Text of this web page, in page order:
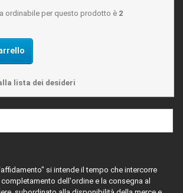
ordinabile per questo prodotto è 2
lista dei desideri
si intende il tempo che intercorre
completamento dell'ordine e la consegna al